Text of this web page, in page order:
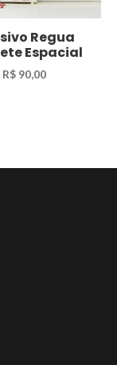
Regua
Espacial
R$90,00